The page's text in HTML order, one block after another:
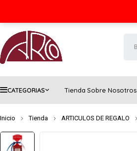
CATEGORIAS Tienda Sobre Nosotros
Inicio Tienda ARTICULOS DE REGALO